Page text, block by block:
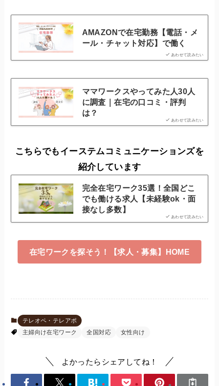
あわせて読みたい
AMAZONで在宅勤務【電話・メ
ール・チャット対応】で働く
あわせて読みたい
ママワークスやってみた人30人
に調査｜在宅の口コミ・評判
は？
こちらでもイーステムコミュニケーションズを
紹介しています
あわせて読みたい
完全在宅ワーク35選！全国どこ
でも働ける求人【未経験ok・面
接なし多数】
在宅ワークを探そう！【求人・募集】HOME
テレオペ・テレアポ
主婦向け在宅ワーク
全国対応 女性向け
よかったらシェアしてね！